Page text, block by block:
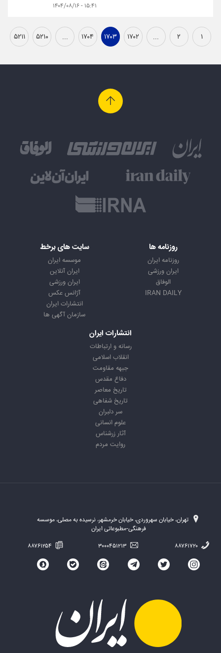
۱۵:۴۱ - ۱۴۰۴/۰۸/۱۶
۱ ۲ ... ۱۷۰۲ ۱۷۰۳ ۱۷۰۴ ... ۵۲۱۰ ۵۲۱۱
روزنامه ها
روزنامه ایران
ایران ورزشی
الوفاق
IRAN DAILY
سایت های برخط
موسسه ایران
ایران آنلاین
ایران ورزشی
آژانس عکس
انتشارات ایران
سازمان آگهی ها
انتشارات ایران
رسانه و ارتباطات
انقلاب اسلامی
جبهه مقاومت
دفاع مقدس
تاریخ معاصر
تاریخ شفاهی
سر دلبران
علوم انسانی
آثار زرشناس
روایت مردم
تهران، خیابان سهروردی، خیابان خرمشهر، نرسیده به مصلی، موسسه
فرهنگی-مطبوعاتی ایران